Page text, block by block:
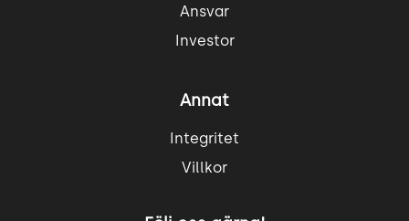
Ansvar
Investor
Annat
Integritet
Villkor